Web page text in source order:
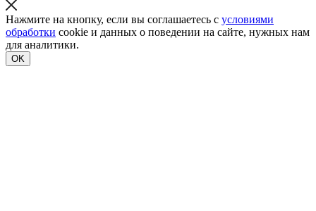
Нажмите на кнопку, если вы соглашаетесь с условиями
обработки cookie и данных о поведении на сайте, нужных нам
для аналитики.
OK